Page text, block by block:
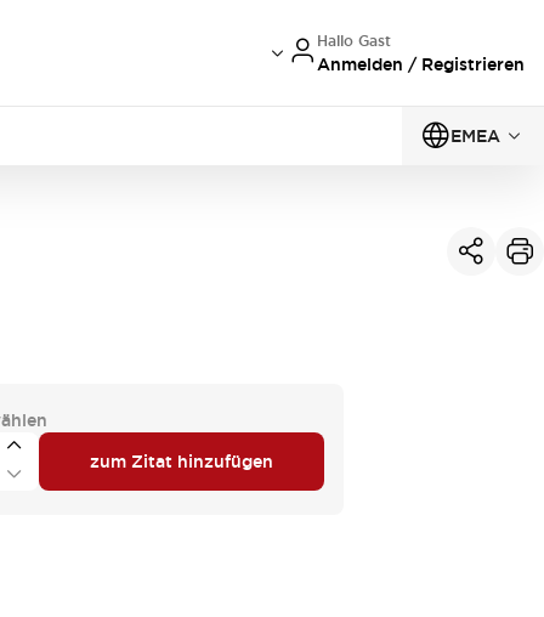
Hallo Gast
Anmelden / Registrieren
EMEA
zum Zitat hinzufügen